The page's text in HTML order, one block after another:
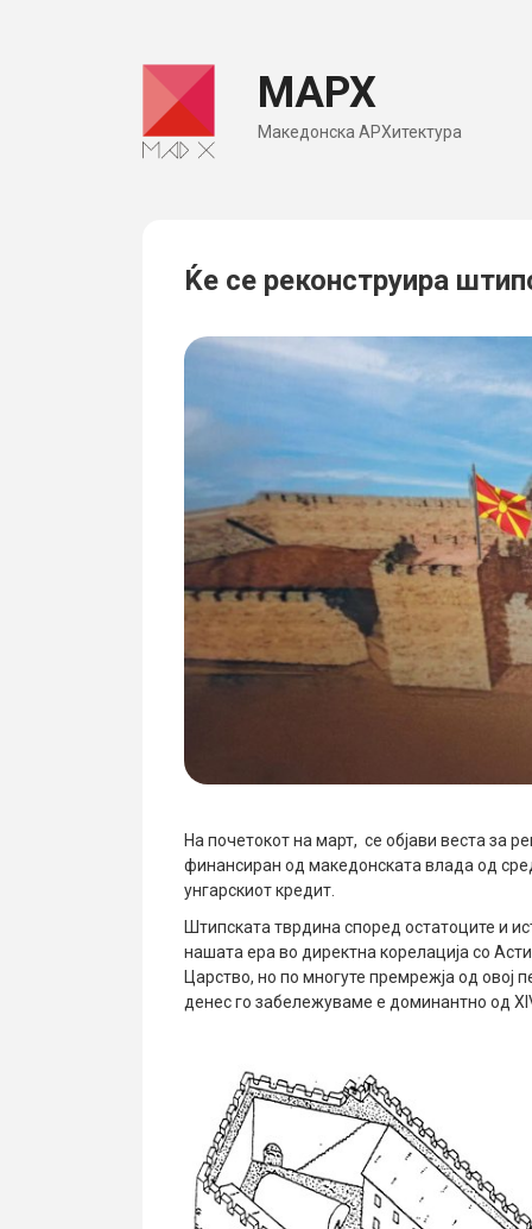
МАРХ
Македонска АРХитектура
Ќе се реконструира
На почетокот на март, се објави веста за
финансиран од македонската влада од
унгарскиот кредит.
Штипската тврдина според остатоците и
нашата ера во директна корелација со
Царство, но по многуте премрежја од
денес го забележуваме е доминантно од